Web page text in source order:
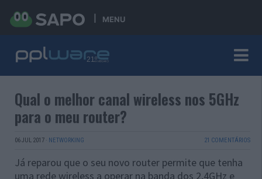
MENU
Qual o melhor canal wireless nos 5GHz
para o meu router?
06 JUL 2017 · NETWORKING 21 COMENTÁRIOS
Já reparou que o seu novo router permite que tenha
uma rede wireless a operar na banda dos 2,4GHz e